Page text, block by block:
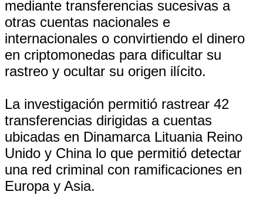
mediante transferencias sucesivas a
otras cuentas nacionales e
internacionales o convirtiendo el dinero
en criptomonedas para dificultar su
rastreo y ocultar su origen ilícito.
La investigación permitió rastrear 42
transferencias dirigidas a cuentas
ubicadas en Dinamarca Lituania Reino
Unido y China lo que permitió detectar
una red criminal con ramificaciones en
Europa y Asia.